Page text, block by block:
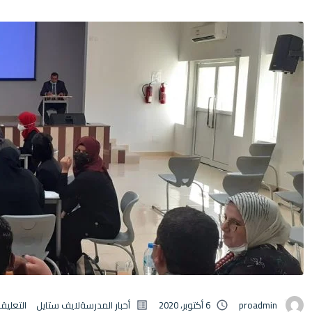
proadmin 6 أكتوبر، 2020 أخبار المدرسةلايف ستايل